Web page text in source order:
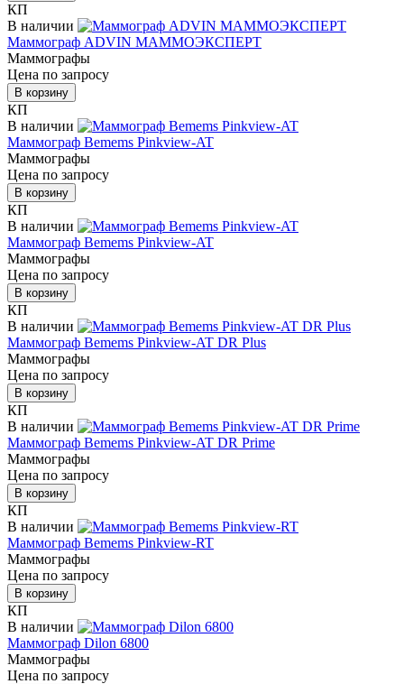
КП
В наличии
Маммограф ADVIN МАММОЭКСПЕРТ
Маммографы
Цена по запросу
В корзину
КП
В наличии
Маммограф Bemems Pinkview-AT
Маммографы
Цена по запросу
В корзину
КП
В наличии
Маммограф Bemems Pinkview-AT
Маммографы
Цена по запросу
В корзину
КП
В наличии
Маммограф Bemems Pinkview-AT DR Plus
Маммографы
Цена по запросу
В корзину
КП
В наличии
Маммограф Bemems Pinkview-AT DR Prime
Маммографы
Цена по запросу
В корзину
КП
В наличии
Маммограф Bemems Pinkview-RT
Маммографы
Цена по запросу
В корзину
КП
В наличии
Маммограф Dilon 6800
Маммографы
Цена по запросу